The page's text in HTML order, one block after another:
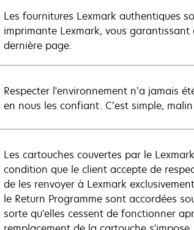
Les fournitures Lexmark authentiques
imprimante Lexmark, vous
dernière page.
Respecter l'environnement n’a jamais
en nous les confiant. C’est simple,
Les cartouches couvertes par le
condition que le client accepte de
de les renvoyer à Lexmark
le Return Programme sont accordées
sorte qu'elles cessent de fonctionner